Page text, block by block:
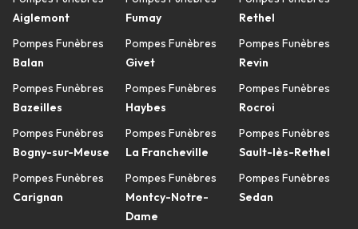
Aiglemont
Pompes Funèbres
Balan
Pompes Funèbres
Bazeilles
Pompes Funèbres
Bogny-sur-Meuse
Pompes Funèbres
Carignan
Fumay
Pompes Funèbres
Givet
Pompes Funèbres
Haybes
Pompes Funèbres
La Francheville
Pompes Funèbres
Montcy-Notre-
Dame
Rethel
Pompes Funèbres
Revin
Pompes Funèbres
Rocroi
Pompes Funèbres
Sault-lès-Rethel
Pompes Funèbres
Sedan